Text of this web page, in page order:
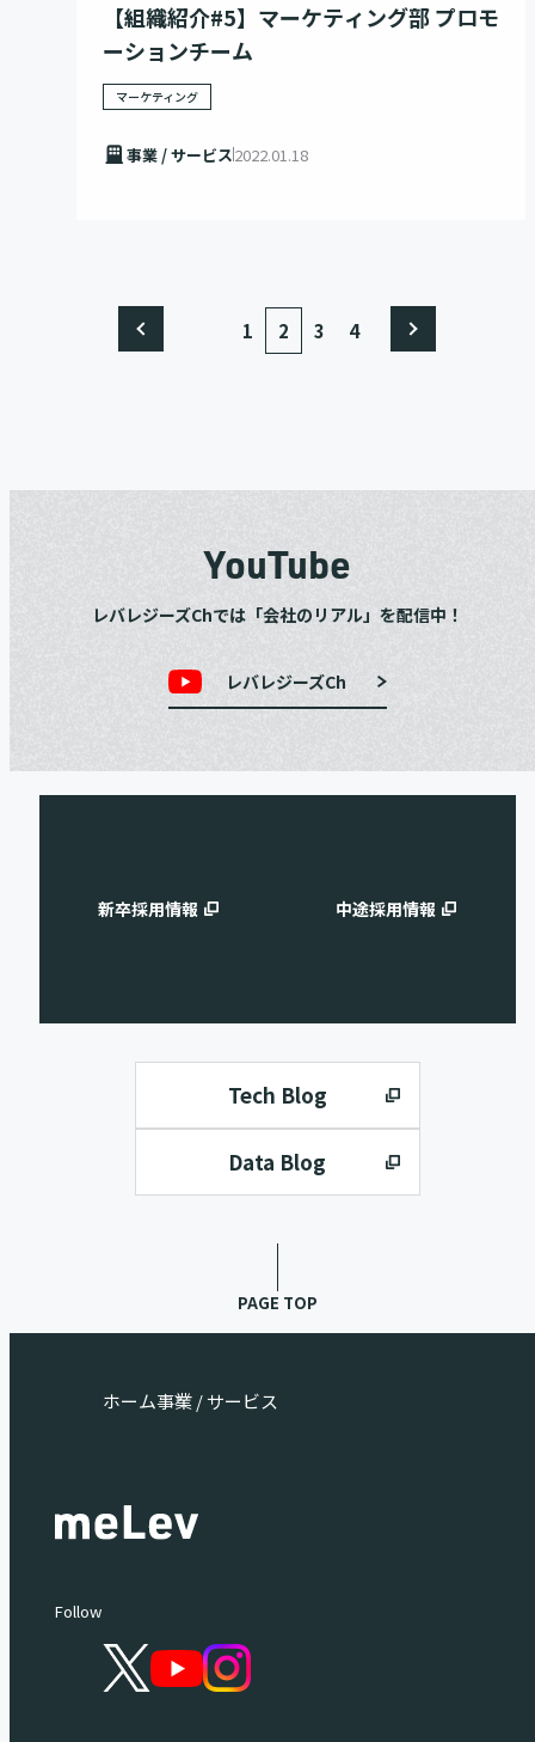
【組織紹介#5】マーケティング部 プロモ
ーションチーム
マーケティング
事業 / サービス2022.01.18
1 2 3 4
YouTube
レバレジーズChでは「会社のリアル」を配信中！
レバレジーズCh
新卒採用情報 中途採用情報
Tech Blog
Data Blog
PAGE TOP
ホーム事業 / サービス
Follow